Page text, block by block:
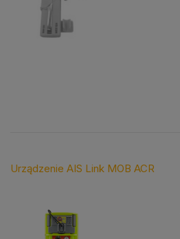
Urządzenie AIS Link MOB ACR